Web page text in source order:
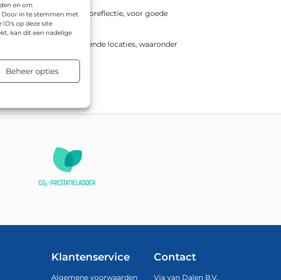
en om
Door in te stemmen met
op deze site
kan dit een nadelige
Beheer opties
en klasse III retroreflectie, voor goede
voor uiteenlopende locaties, waaronder
plaatsen.
Klantenservice
Algemene voorwaarden
Contact
Via van Dalen B.V.